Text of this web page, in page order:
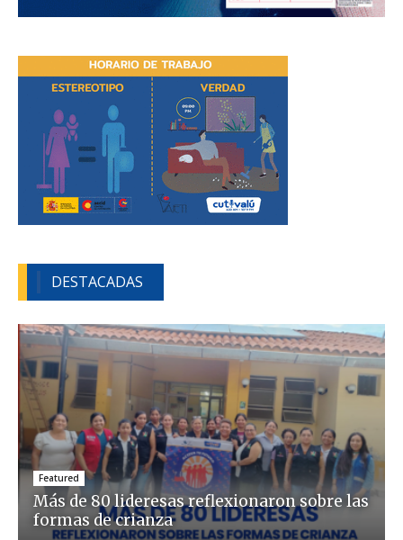
DESTACADAS
Featured
Más de 80 lideresas reflexionaron sobre las
formas de crianza